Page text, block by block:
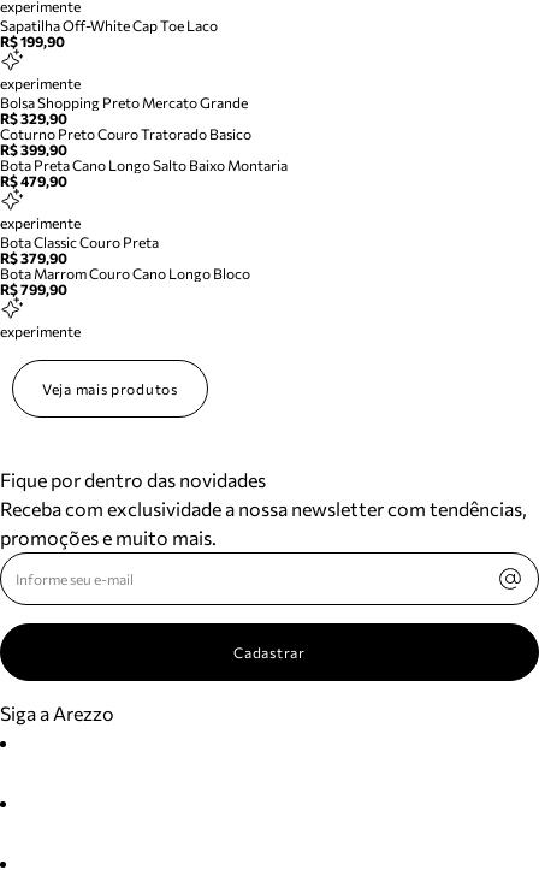
experimente
Sapatilha Off-White Cap Toe Laco
R$ 199,90
experimente
Bolsa Shopping Preto Mercato Grande
R$ 329,90
Coturno Preto Couro Tratorado Basico
R$ 399,90
Bota Preta Cano Longo Salto Baixo Montaria
R$ 479,90
experimente
Bota Classic Couro Preta
R$ 379,90
Bota Marrom Couro Cano Longo Bloco
R$ 799,90
experimente
Veja mais produtos
Fique por dentro das novidades
Receba com exclusividade a nossa newsletter com tendências,
promoções e muito mais.
Cadastrar
Siga a Arezzo